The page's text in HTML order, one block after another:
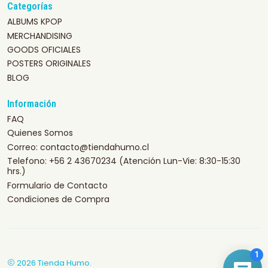
Categorías
ALBUMS KPOP
MERCHANDISING
GOODS OFICIALES
POSTERS ORIGINALES
BLOG
Información
FAQ
Quienes Somos
Correo: contacto@tiendahumo.cl
Telefono: +56 2 43670234 (Atención Lun-Vie: 8:30-15:30
hrs.)
Formulario de Contacto
Condiciones de Compra
2026 Tienda Humo.